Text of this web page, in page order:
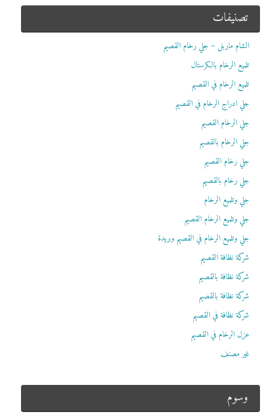
تصنيفات
الشام ماربل – جلي رخام القصيم
تلميع الرخام بالكرستال
تلميع الرخام في القصيم
جلي ادراج الرخام في القصيم
جلي الرخام القصيم
جلي الرخام بالقصيم
جلي رخام القصيم
جلي رخام بالقصيم
جلي وتلميع الرخام
جلي وتلميع الرخام القصيم
جلي وتلميع الرخام في القصيم وبريدة
شركة نظافة القصيم
شركة نظافة بالقصيم
شركة نظافة بالقصيم
شركة نظافة في القصيم
عزل الرخام في القصيم
غير مصنف
وسوم